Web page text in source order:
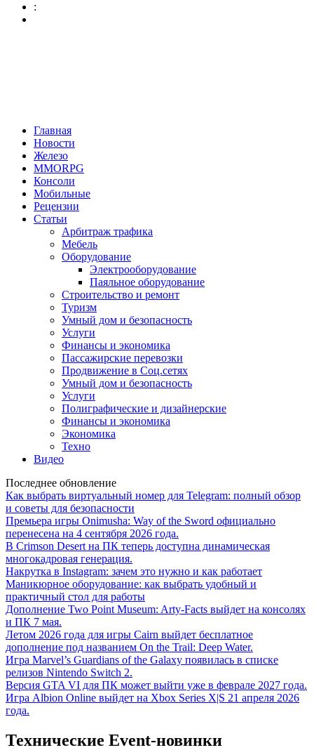
:
Главная
Новости
Железо
MMORPG
Консоли
Мобильные
Рецензии
Статьи
Арбитраж трафика
Мебель
Оборудование
Электрооборудование
Паяльное оборудование
Строительство и ремонт
Туризм
Умный дом и безопасность
Услуги
Финансы и экономика
Пассажирские перевозки
Продвижение в Соц.сетях
Умный дом и безопасность
Услуги
Полиграфические и дизайнерские
Финансы и экономика
Экономика
Техно
Видео
Последнее обновление
Как выбрать виртуальный номер для Telegram: полный обзор
и советы для безопасности
Премьера игры Onimusha: Way of the Sword официально
перенесена на 4 сентября 2026 года.
В Crimson Desert на ПК теперь доступна динамическая
многокадровая генерация.
Накрутка в Instagram: зачем это нужно и как работает
Маникюрное оборудование: как выбрать удобный и
практичный стол для работы
Дополнение Two Point Museum: Arty-Facts выйдет на консолях
и ПК 7 мая.
Летом 2026 года для игры Cairn выйдет бесплатное
дополнение под названием On the Trail: Deep Water.
Игра Marvel’s Guardians of the Galaxy появилась в списке
релизов Nintendo Switch 2.
Версия GTA VI для ПК может выйти уже в феврале 2027 года.
Игра Albion Online выйдет на Xbox Series X|S 21 апреля 2026
года.
Технические Event-новинки